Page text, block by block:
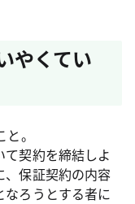
やくてい
。
契約を締結しよ
、保証契約の内容
なろうとする者に